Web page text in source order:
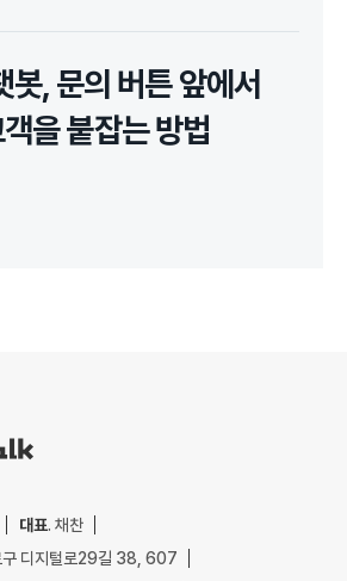
, 문의 버튼 앞에서
을 붙잡는 방법
대표. 채찬
구 디지털로29길 38, 607